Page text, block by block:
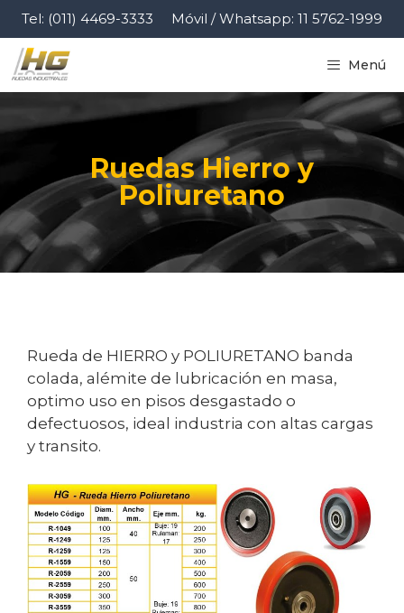
Tel: (011) 4469-3333 Móvil / Whatsapp: 11 5762-1999
Menú
Ruedas Hierro y
Poliuretano
Rueda de HIERRO y POLIURETANO banda
colada, alémite de lubricación en masa,
optimo uso en pisos desgastado o
defectuosos, ideal industria con altas cargas
y transito.